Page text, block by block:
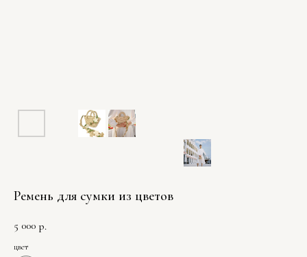
Ремень для сумки из цветов
5 000 р.
цвет